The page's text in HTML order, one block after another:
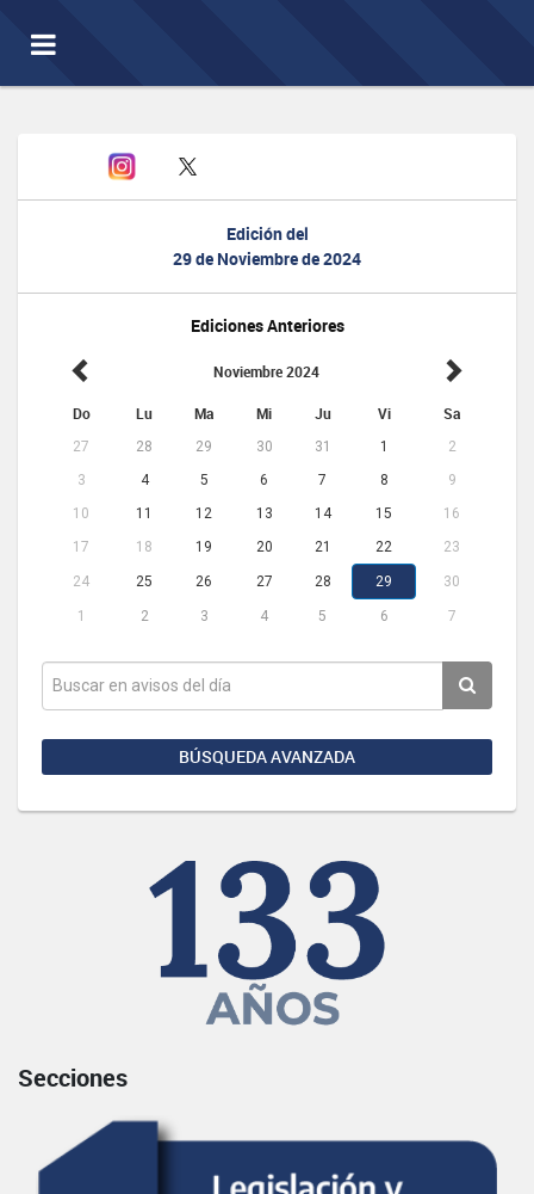
Toggle
navigation
Edición del
29 de Noviembre de 2024
Ediciones Anteriores
Noviembre 2024
Do Lu Ma Mi Ju Vi Sa
27 28 29 30 31 1
2
3
4 5 6 7 8
9
10
11 12 13 14 15
16
17
18 19 20 21 22 23
24 25 26 27 28 29 30
1 2 3 4 5 6 7
BÚSQUEDA AVANZADA
Secciones